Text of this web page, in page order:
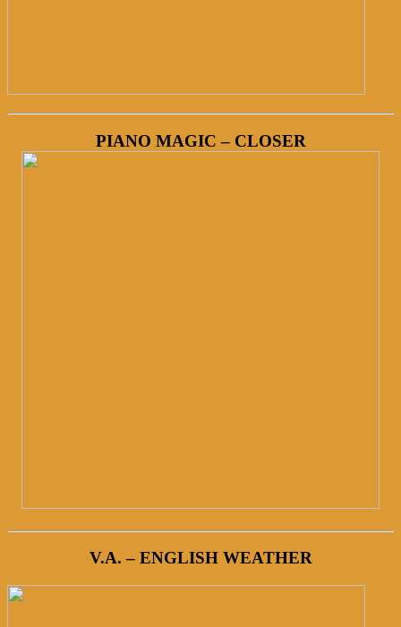
PIANO MAGIC – CLOSER
V.A. – ENGLISH WEATHER